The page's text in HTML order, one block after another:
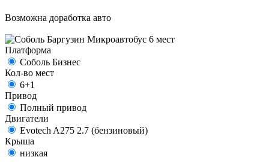
Возможна доработка авто
Платформа
Соболь Бизнес
Кол-во мест
6+1
Привод
Полный привод
Двигатели
Evotech A275 2.7 (бензиновый)
Крыша
низкая